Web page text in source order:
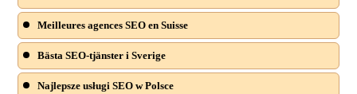
Meilleures agences SEO en Suisse
Bästa SEO-tjänster i Sverige
Najlepsze usługi SEO w Polsce